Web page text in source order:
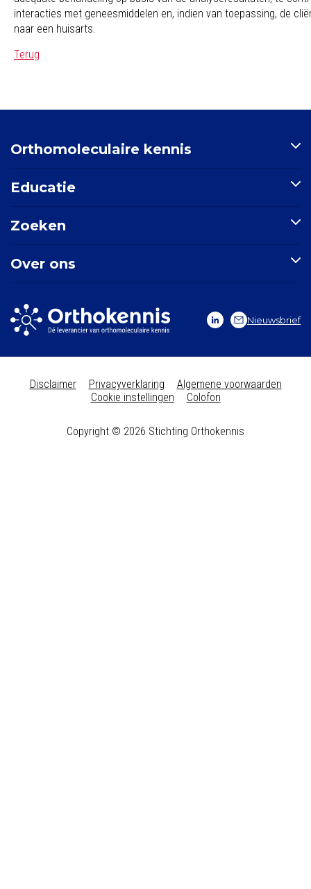
interacties met geneesmiddelen en, indien van toepassing, de
naar een huisarts.
Terug
Nieuwsbrief
Orthomoleculaire kennis
Nutriënten-index
Indicatie-index
Nieuws
Educatie
E-learning: Basisprincipes orthomoleculaire geneeskunde
Mondgezondheid
Zoeken
Zoek een indicatie
Zoek een nutriënt
Over ons
Vitals Voedingssupplementen
Vitale Kennis
Contact
Disclaimer Privacyverklaring
Algemene voorwaarden
Cookie instellingen
Colofon
Copyright © 2026 Stichting Orthokennis